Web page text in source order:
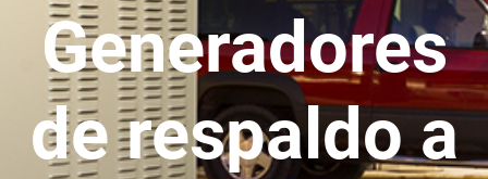
Generadores
de respaldo a